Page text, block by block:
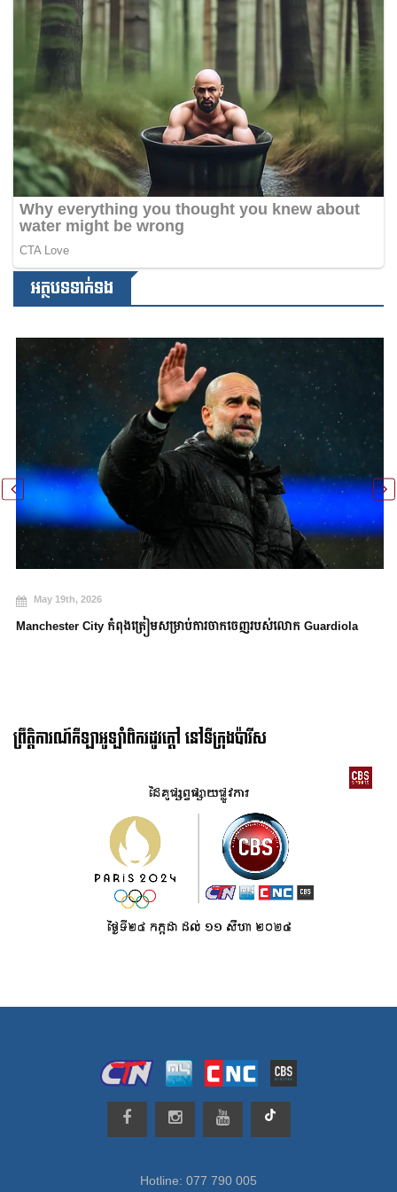
អត្ថបទទាក់ទង
May 19th, 2026
Manchester City កំពុងត្រៀមសម្រាប់ការចាកចេញរបស់លោក Guardiola
ព្រឹត្តិការណ៍កីឡាអូឡាំពិករដូវក្ដៅ នៅទីក្រុងប៉ារីស
Hotline: 077 790 005